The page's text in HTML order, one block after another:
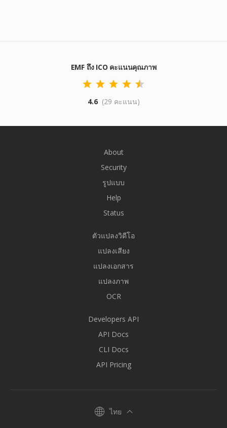
EMF ถึง ICO คะแนนคุณภาพ
4.6 (29 คะแนน)
About
Security
รูปแบบ
Help
Status
ตัวแปลงวิดีโอ
แปลงเสียง
แปลงเอกสาร
แปลงภาพ
OCR
Developers API
API Docs
CLI Docs
API Pricing
ไทย